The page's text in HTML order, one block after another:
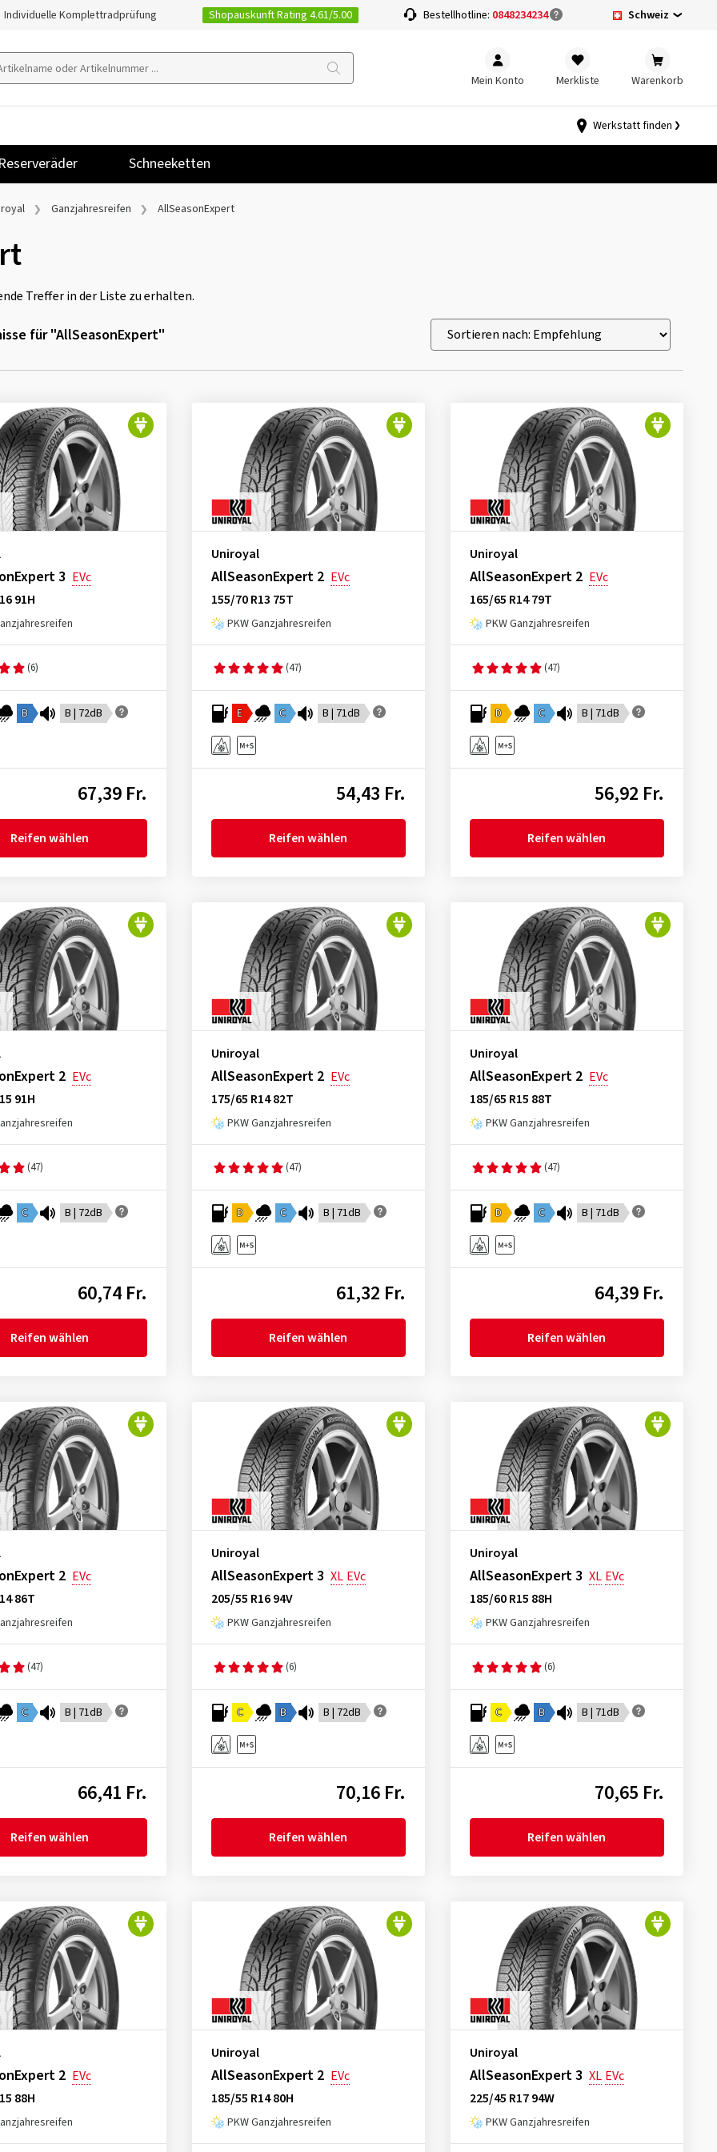
Individuelle Komplettradprüfung Shopauskunft Rating 4.61/5.00 Bestellhotline: 0848234234 Schweiz
Mein Konto Merkliste Warenkorb
Reserveräder Schneeketten
Werkstatt finden
Ganzjahresreifen AllSeasonExpert
Treffer in der Liste zu erhalten.
für "AllSeasonExpert"
3 EVc
91H
(6)
B B | 72dB
67,39 Fr.
Reifen wählen
Uniroyal
AllSeasonExpert 2 EVc
155/70 R13 75T
PKW Ganzjahresreifen
(47)
E C B | 71dB
54,43 Fr.
Reifen wählen
Uniroyal
AllSeasonExpert 2 EVc
165/65 R14 79T
PKW Ganzjahresreifen
(47)
D C B | 71dB
56,92 Fr.
Reifen wählen
2 EVc
91H
(47)
C B | 72dB
60,74 Fr.
Reifen wählen
Uniroyal
AllSeasonExpert 2 EVc
175/65 R14 82T
PKW Ganzjahresreifen
(47)
D C B | 71dB
61,32 Fr.
Reifen wählen
Uniroyal
AllSeasonExpert 2 EVc
185/65 R15 88T
PKW Ganzjahresreifen
(47)
D C B | 71dB
64,39 Fr.
Reifen wählen
2 EVc
86T
(47)
C B | 71dB
66,41 Fr.
Reifen wählen
Uniroyal
AllSeasonExpert 3 XL EVc
205/55 R16 94V
PKW Ganzjahresreifen
(6)
C B B | 72dB
70,16 Fr.
Reifen wählen
Uniroyal
AllSeasonExpert 3 XL EVc
185/60 R15 88H
PKW Ganzjahresreifen
(6)
C B B | 71dB
70,65 Fr.
Reifen wählen
2 EVc
88H
Uniroyal
AllSeasonExpert 2 EVc
185/55 R14 80H
PKW Ganzjahresreifen
Uniroyal
AllSeasonExpert 3 XL EVc
225/45 R17 94W
PKW Ganzjahresreifen